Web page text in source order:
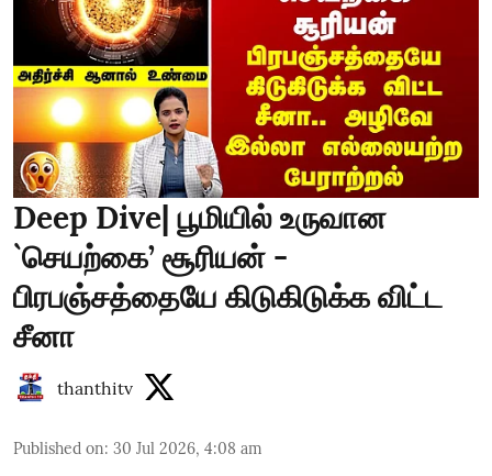
Deep Dive| பூமியில் உருவான
`செயற்கை’ சூரியன் -
பிரபஞ்சத்தையே கிடுகிடுக்க விட்ட
சீனா
thanthitv
Published on: 30 Jul 2026, 4:08 am